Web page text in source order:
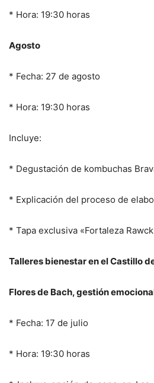
* Hora: 19:30 horas
Agosto
* Fecha: 27 de agosto
* Hora: 19:30 horas
Incluye:
* Degustación de kombuchas
* Explicación del proceso de
* Tapa exclusiva «Fortaleza
Talleres bienestar en el Castillo
Flores de Bach, gestión
* Fecha: 17 de julio
* Hora: 19:30 horas